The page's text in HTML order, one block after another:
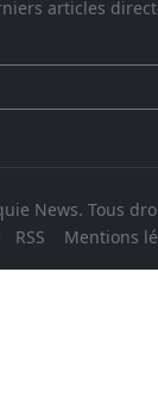
articles
News. Tous
RSS Mentions